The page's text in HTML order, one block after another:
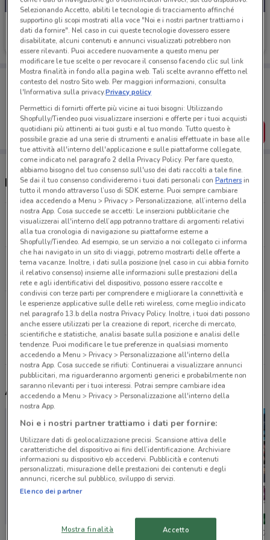
Pali
Scade il 31/12
Porta DoveConviene sempre con te!
Puoi trovare le migliori offerte dei negozi vicino a te,
dal tuo cellulare.
SCARICA L’APP
Negozi Pali a Pontedassio
Via Frantoi E Canai, 135 Sanremo
19.2 km
REG. TORRE PERNICE Albenga
19.3 km
VIA GENOVA 54 Albenga
20.2 km
Tutti i negozi Pali
Altri volantini nelle vicinanze
Toys Center Toys
Selezionando Accetto, abiliti le tecnologie di tracciamento affinché
supportino gli scopi mostrati alla voce "Noi e i nostri partner trattiamo i
dati da fornire". Nel caso in cui queste tecnologie dovessero essere
disabilitate, alcuni contenuti e annunci visualizzati potrebbero non
essere rilevanti. Puoi accedere nuovamente a questo menu per
modificare le tue scelte o per revocare il consenso facendo clic sul link
Mostra finalità in fondo alla pagina web. Tali scelte avranno effetto nel
contesto del nostro Sito web. Per maggiori informazioni, consulta
l'Informativa sulla privacy.Privacy policy
Permettici di fornirti offerte più vicine ai tuoi bisogni: Utilizzando
Shopfully/Tiendeo puoi visualizzare inserzioni e offerte per i tuoi acquisti
quotidiani più attinenti ai tuoi gusti e al tuo mondo. Tutto questo è
possibile grazie ad una serie di strumenti e analisi effettuate in base alle
tue attività all'interno dell'applicazione e sulle piattaforme collegate,
come indicato nel paragrafo 2 della Privacy Policy. Per fare questo,
abbiamo bisogno del tuo consenso sull'uso dei dati raccolti a tale fine.
Se dai il tuo consenso condivideremo i tuoi dati personali conPartnersin
tutto il mondo attraverso l’uso di SDK esterne. Puoi sempre cambiare
idea accedendo a Menu > Privacy > Personalizzazione, all’interno della
nostra App. Cosa succede se accetti: Le inserzioni pubblicitarie che
visualizzerai all'interno dell’app potranno trattare di argomenti relativi
alla tua cronologia di navigazione su piattaforme esterne a
Shopfully/Tiendeo. Ad esempio, se un servizio a noi collegato ci informa
che hai navigato in un sito di viaggi, potremo mostrarti delle offerte a
tema vacanze. Inoltre, i dati sulla posizione (nel caso in cui abbia fornito
il relativo consenso) insieme alle informazioni sulle prestazioni della
rete e agli identificativi del dispositivo, possono essere raccolte e
condivisi con terze parti per comprendere e migliorare la connettività e
le esperienze applicative sulle delle reti wireless, come meglio indicato
nel paragrafo 13.b della nostra Privacy Policy. Inoltre, i tuoi dati possono
anche essere utilizzati per la creazione di report, ricerche di mercato,
scientifiche e statistiche, analisi basate sulla posizione e analisi delle
tendenze. Puoi modificare le tue preferenze in qualsiasi momento
accedendo a Menu > Privacy > Personalizzazione all'interno della
nostra App. Cosa succede se rifiuti: Continuerai a visualizzare annunci
pubblicitari, ma riguarderanno argomenti generici e probabilmente non
saranno rilevanti per i tuoi interessi. Potrai sempre cambiare idea
accedendo a Menu > Privacy > Personalizzazione all'interno della
nostra App.
Noi e i nostri partner trattiamo i dati per fornire:
Utilizzare dati di geolocalizzazione precisi. Scansione attiva delle
caratteristiche del dispositivo ai fini dell’identificazione. Archiviare
informazioni su dispositivo e/o accedervi. Pubblicità e contenuti
personalizzati, misurazione delle prestazioni dei contenuti e degli
annunci, ricerche sul pubblico, sviluppo di servizi.
Elenco dei partner
Mostra finalità Accetto